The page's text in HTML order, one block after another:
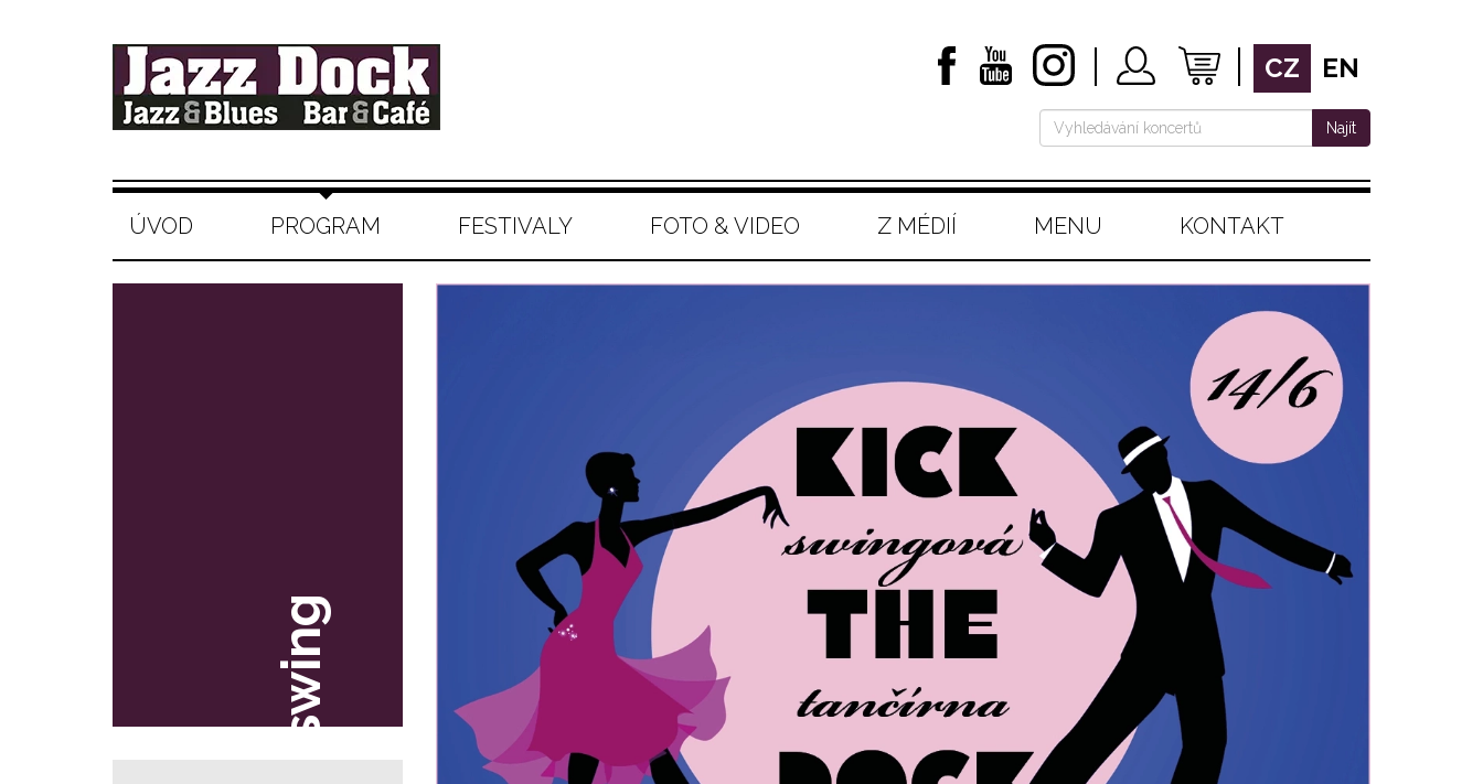
CZ EN
Najít
ÚVOD PROGRAM FESTIVALY FOTO & VIDEO Z MÉDIÍ MENU KONTAKT
swing